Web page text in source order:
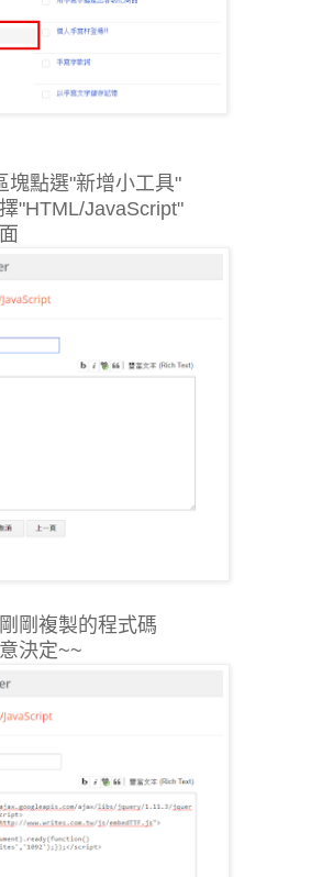
塊點選"新增小工具"
"HTML/JavaScript"
剛複製的程式碼
決定~~